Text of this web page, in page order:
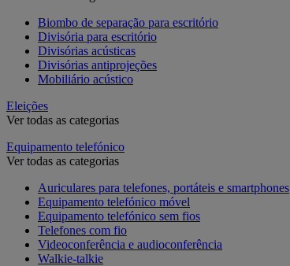
Biombo de separação para escritório
Divisória para escritório
Divisórias acústicas
Divisórias antiprojeções
Mobiliário acústico
Eleições
Ver todas as categorias
Equipamento telefónico
Ver todas as categorias
Auriculares para telefones, portáteis e smartphones
Equipamento telefónico móvel
Equipamento telefónico sem fios
Telefones com fio
Videoconferência e audioconferência
Walkie-talkie